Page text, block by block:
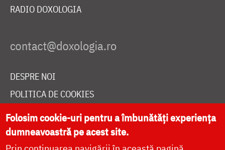
RADIO DOXOLOGIA
DESPRE NOI
POLITICA DE COOKIES
DONEAZĂ ONLINE PENTRU CATEDRALA NAȚIONALĂ
Folosim cookie-uri pentru a îmbunătăți experiența
dumneavoastră pe acest site.